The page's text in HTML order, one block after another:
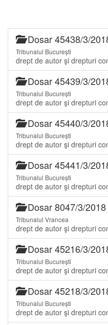
Dosar 45438/3/
Tribunalul București
drept de autor şi drepturi
Dosar 45439/3/
Tribunalul București
drept de autor şi drepturi
Dosar 45440/3/
Tribunalul București
drept de autor şi drepturi
Dosar 45441/3/
Tribunalul București
drept de autor şi drepturi
Dosar 8047/3/
Tribunalul Vrancea
drept de autor şi drepturi
Dosar 45216/3/
Tribunalul București
drept de autor şi drepturi
Dosar 45218/3/
Tribunalul București
drept de autor şi drepturi